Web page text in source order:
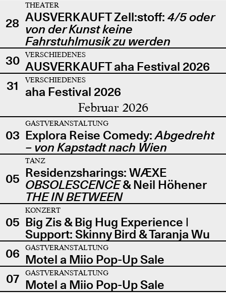
28
THEATER
AUSVERKAUFT Zell:stoff: 4/5 oder
von der Kunst keine
Fahrstuhlmusik zu werden
30
VERSCHIEDENES
AUSVERKAUFT aha Festival 2026
31
VERSCHIEDENES
aha Festival 2026
Februar 2026
03
GASTVERANSTALTUNG
Explora Reise Comedy:Abgedreht
– von Kapstadt nach Wien
05
TANZ
Residenzsharings: WÆXE
OBSOLESCENCE& Neil Höhener
THE IN BETWEEN
05
KONZERT
Big Zis & Big Hug Experience |
Support: Skinny Bird & Taranja Wu
06
GASTVERANSTALTUNG
Motel a Miio Pop-Up Sale
07
GASTVERANSTALTUNG
Motel a Miio Pop-Up Sale